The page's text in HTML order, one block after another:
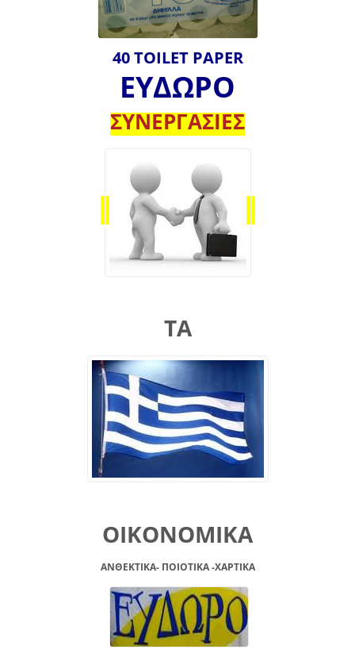
40 TOILET PAPER
ΕΥΔΩΡΟ
ΣΥΝΕΡΓΑΣΙΕΣ
ΤΑ
ΟΙΚΟΝΟΜΙΚΑ
ΑΝΘΕΚΤΙΚΑ- ΠΟΙΟΤΙΚΑ -XAPTIKA